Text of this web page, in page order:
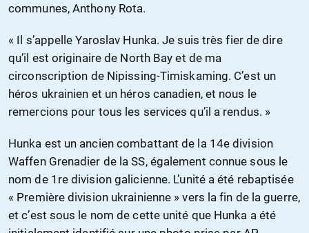
communes, Anthony Rota.
« Il s’appelle Yaroslav Hunka. Je suis très fier de dire
qu’il est originaire de North Bay et de ma
circonscription de Nipissing-Timiskaming. C’est un
héros ukrainien et un héros canadien, et nous le
remercions pour tous les services qu’il a rendus. »
Hunka est un ancien combattant de la 14e division
Waffen Grenadier de la SS, également connue sous le
nom de 1re division galicienne. L’unité a été rebaptisée
« Première division ukrainienne » vers la fin de la guerre,
et c’est sous le nom de cette unité que Hunka a été